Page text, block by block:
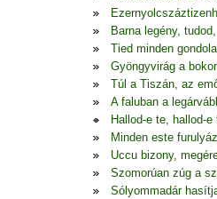
Barna legény,
Tied minden
Gyöngyvirág a
Túl a Tiszán, az
A faluban a
Hallod-e te, hallod-
Minden este
Uccu bizony,
Szomorúan zúg a
Sólyommadár